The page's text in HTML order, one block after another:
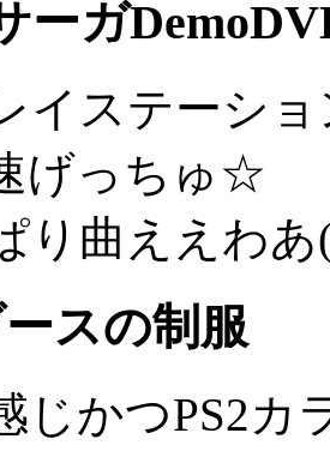
ーガ
イステーシ
げっちゅ☆
り曲ええわあ
スの制服
じかつPS2